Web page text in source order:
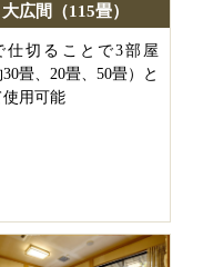
大広間（115畳）
仕切ることで3部屋
30畳、20畳、50畳）と
使用可能